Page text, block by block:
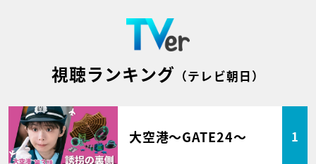
視聴ランキング （テレビ朝日）
大空港～GATE24～ 1